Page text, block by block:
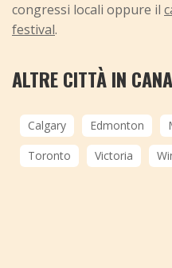
congressi locali oppure il
festival.
ALTRE CITTÀ IN
Calgary Edmonton
Toronto
Victoria